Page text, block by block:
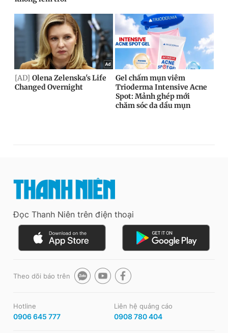
Đọc Thanh Niên trên điện thoại
Theo dõi báo trên
Hotline
0906 645 777
Liên hệ quảng cáo
0908 780 404